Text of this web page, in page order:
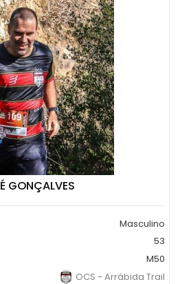
GONÇALVES
Masculino
53
M50
OCS - Arrábida Trail